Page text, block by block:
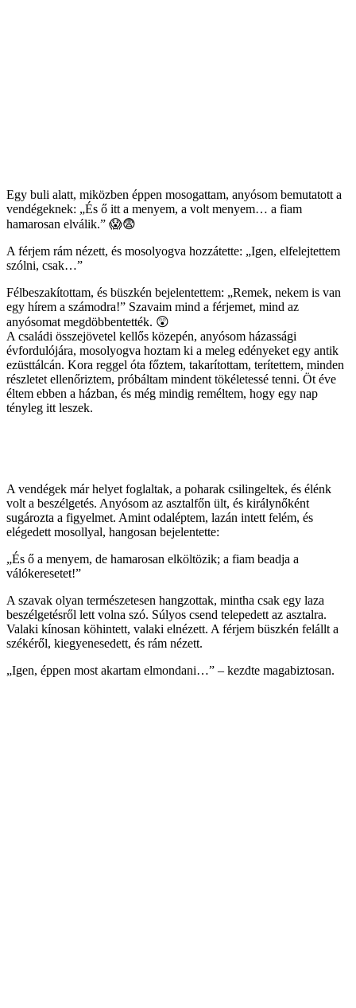
Egy buli alatt, miközben éppen mosogattam, anyósom bemutatott a
vendégeknek: „És ő itt a menyem, a volt menyem… a fiam
hamarosan elválik.” 😱😨
A férjem rám nézett, és mosolyogva hozzátette: „Igen, elfelejtettem
szólni, csak…”
Félbeszakítottam, és büszkén bejelentettem: „Remek, nekem is van
egy hírem a számodra!” Szavaim mind a férjemet, mind az
anyósomat megdöbbentették. 😲
A családi összejövetel kellős közepén, anyósom házassági
évfordulójára, mosolyogva hoztam ki a meleg edényeket egy antik
ezüsttálcán. Kora reggel óta főztem, takarítottam, terítettem, minden
részletet ellenőriztem, próbáltam mindent tökéletessé tenni. Öt éve
éltem ebben a házban, és még mindig reméltem, hogy egy nap
tényleg itt leszek.
A vendégek már helyet foglaltak, a poharak csilingeltek, és élénk
volt a beszélgetés. Anyósom az asztalfőn ült, és királynőként
sugározta a figyelmet. Amint odaléptem, lazán intett felém, és
elégedett mosollyal, hangosan bejelentette:
„És ő a menyem, de hamarosan elköltözik; a fiam beadja a
válókeresetet!”
A szavak olyan természetesen hangzottak, mintha csak egy laza
beszélgetésről lett volna szó. Súlyos csend telepedett az asztalra.
Valaki kínosan köhintett, valaki elnézett. A férjem büszkén felállt a
székéről, kiegyenesedett, és rám nézett.
„Igen, éppen most akartam elmondani…” – kezdte magabiztosan.